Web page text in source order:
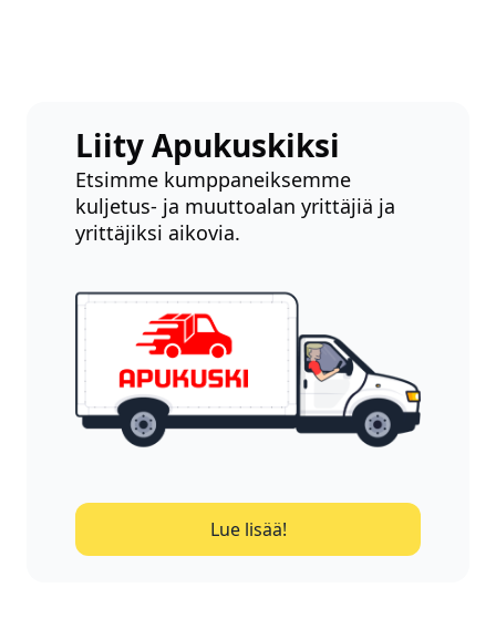
Liity Apukuskiksi
Etsimme kumppaneiksemme
kuljetus- ja muuttoalan yrittäjiä ja
yrittäjiksi aikovia.
Lue lisää!